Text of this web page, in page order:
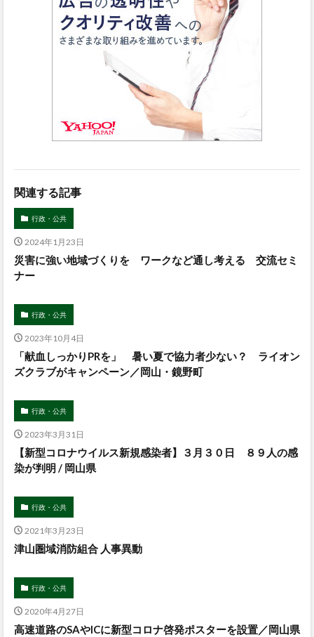
関連する記事
行政・公共
2024年1月23日
災害に強い地域づくりを ワークなど通し考える 交流セミ
ナー
行政・公共
2023年10月4日
「献血しっかりPRを」 暑い夏で協力者少ない？ ライオン
ズクラブがキャンペーン／岡山・鏡野町
行政・公共
2023年3月31日
【新型コロナウイルス新規感染者】３月３０日 ８９人の感
染が判明 / 岡山県
行政・公共
2021年3月23日
津山圏域消防組合 人事異動
行政・公共
2020年4月27日
高速道路のSAやICに新型コロナ啓発ポスターを設置／岡山県